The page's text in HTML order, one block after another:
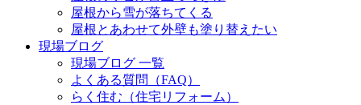
屋根から雪が落ちてくる
屋根とあわせて外壁も塗り替えたい
現場ブログ
現場ブログ 一覧
よくある質問（FAQ）
らく住む（住宅リフォーム）